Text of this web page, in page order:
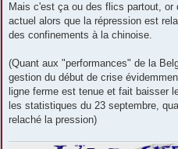
Mais c'est ça ou des flics partout,
actuel alors que la répression est
des confinements à la chinoise.
(Quant aux "performances" de la
gestion du début de crise
ligne ferme est tenue et fait baisser
les statistiques du 23 septembre,
relaché la pression)